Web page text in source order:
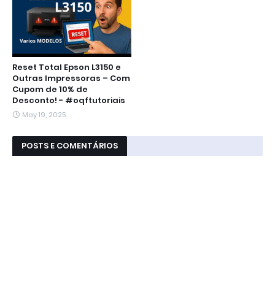
Reset Total Epson L3150 e
Outras Impressoras – Com
Cupom de 10% de
Desconto! - #oqftutoriais
May 19, 2025
POSTS E COMENTÁRIOS